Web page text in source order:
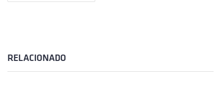
RELACIONADO